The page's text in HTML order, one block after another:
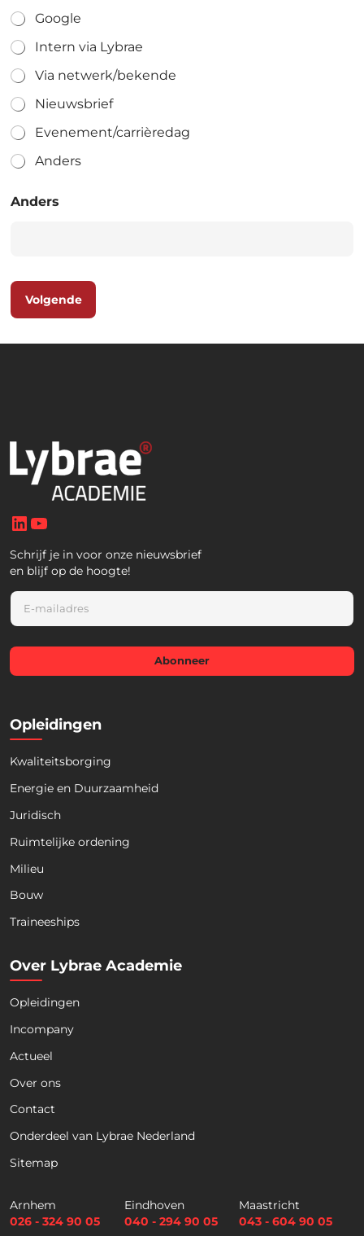
Google
Intern via Lybrae
Via netwerk/bekende
Nieuwsbrief
Evenement/carrièredag
Anders
Anders
Volgende
LinkedIn
Schrijf je in voor onze nieuwsbrief
en blijf op de hoogte!
E
a
i
*
Abonneer
Opleidingen
Kwaliteitsborging
Energie en Duurzaamheid
Juridisch
Ruimtelijke ordening
Milieu
Bouw
Traineeships
Over Lybrae Academie
Opleidingen
Incompany
Actueel
Over ons
Contact
Onderdeel van Lybrae Nederland
Sitemap
Arnhem
026 - 324 90 05
Eindhoven
040 - 294 90 05
Maastricht
043 - 604 90 05
Naam
Telefoon
m
a